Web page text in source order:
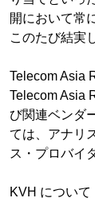
開において常
このたび結実
Telecom Asia
Telecom Asia
び関連ベンダ
ては、アナリ
ス・プロバイ
KVH について